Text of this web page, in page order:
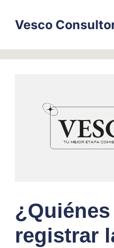
contentVesco
registrar